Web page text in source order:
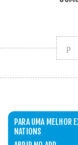
PARA UMA MELHOR
NATIONS